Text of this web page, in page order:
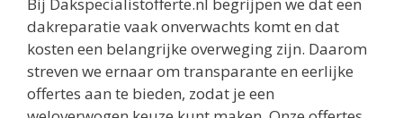
dakreparatie vaak onverwachts komt en dat
kosten een belangrijke overweging zijn. Daarom
streven we ernaar om transparante en eerlijke
offertes aan te bieden, zodat je een